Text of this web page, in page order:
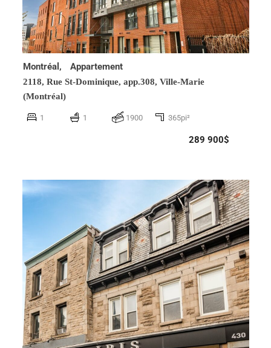
Montréal, Appartement
2118, Rue St-Dominique, app.308, Ville-Marie
(Montréal)
1 1 1900 365pi²
289 900$